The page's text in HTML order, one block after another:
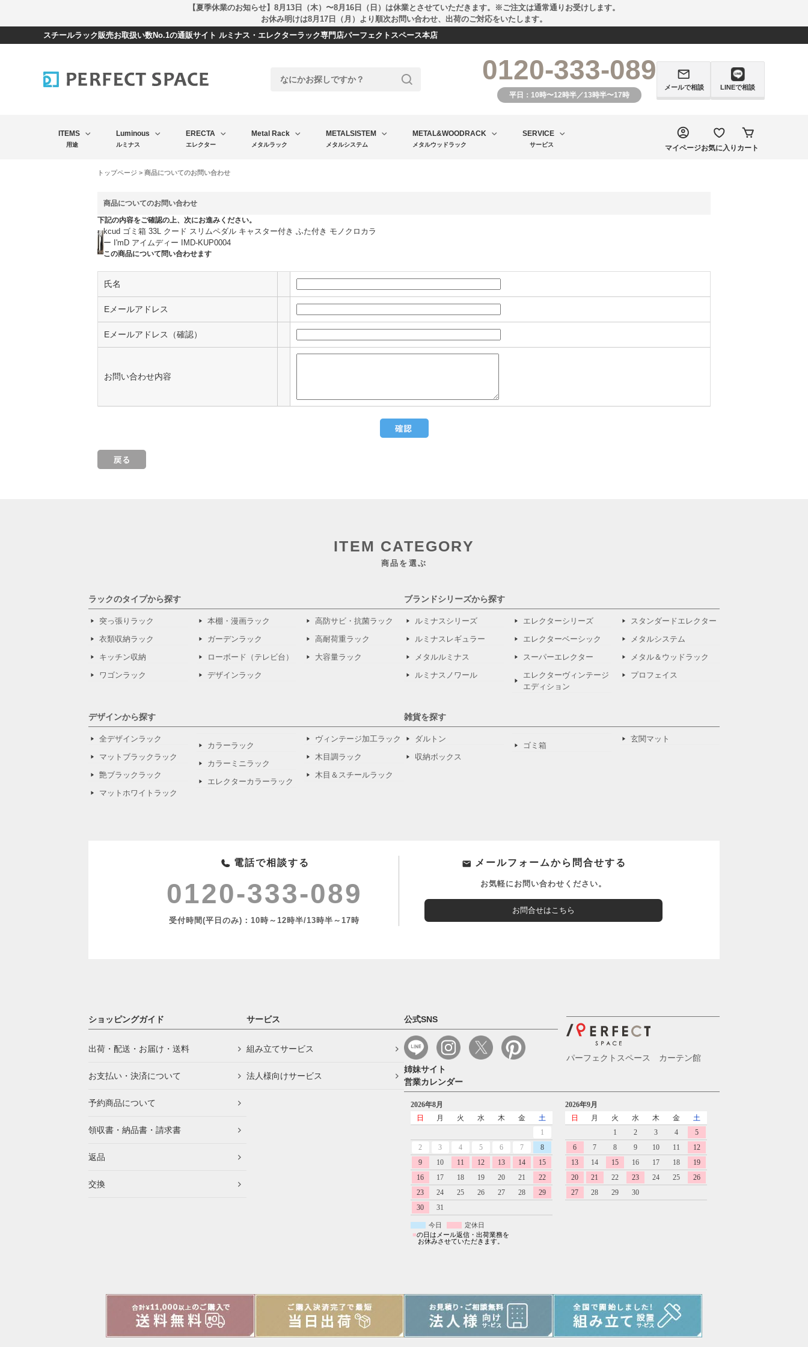
【夏季休業のお知らせ】8月13日（木）〜8月16日（日）は休業とさせていただきます。※ご注文は通常通りお受けします。
お休み明けは8月17日（月）より順次お問い合わせ、出荷のご対応をいたします。
スチールラック販売お取扱い数No.1の通販サイト ルミナス・エレクターラック専門店パーフェクトスペース本店
0120-333-089
平日：10時〜12時半／13時半〜17時
メールで相談 LINEで相談
ITEMS
用途
Luminous
ルミナス
ERECTA
エレクター
Metal Rack
メタルラック
METALSISTEM
メタルシステム
METAL&WOODRACK
メタルウッドラック
SERVICE
サービス マイページお気に入り カート
トップページ > 商品についてのお問い合わせ
商品についてのお問い合わせ
下記の内容をご確認の上、次にお進みください。
kcud ゴミ箱 33L クード スリムペダル キャスター付き ふた付き モノクロカラ
ー I'mD アイムディー IMD-KUP0004
この商品について問い合わせます
氏名
Eメールアドレス
Eメールアドレス（確認）
お問い合わせ内容